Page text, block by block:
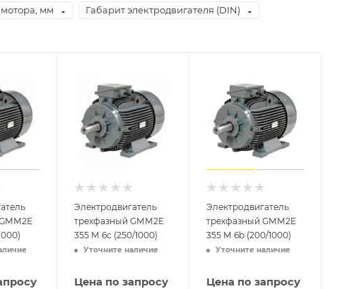
мм Габарит электродвигателя (DIN)
Электродвигатель
трехфазный GMM2E
355 M 6c (250/1000)
Уточните наличие
Цена по запросу
Электродвигатель
трехфазный GMM2E
355 M 6b (200/1000)
Уточните наличие
Цена по запросу